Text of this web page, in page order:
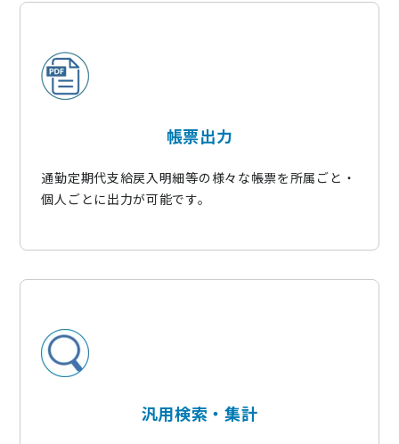
帳票出力
通勤定期代支給戻入明細等の様々な帳票を所属ごと・
個人ごとに出力が可能です。
汎用検索・集計